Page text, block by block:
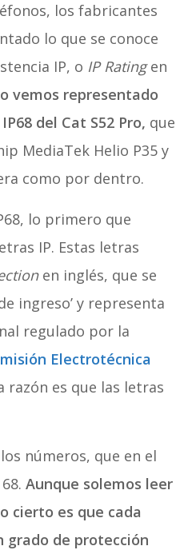
los fabricantes
lo que se conoce
IP, o IP Ratingen
vemos representado
del Cat S52 Pro, que
MediaTek Helio P35 y
como por dentro.
lo primero que
IP. Estas letras
en inglés, que se
ingreso’ y representa
regulado por la
Electrotécnica
razón es que las letras
números, que en el
Aunque solemos leer
cierto es que cada
grado de protección